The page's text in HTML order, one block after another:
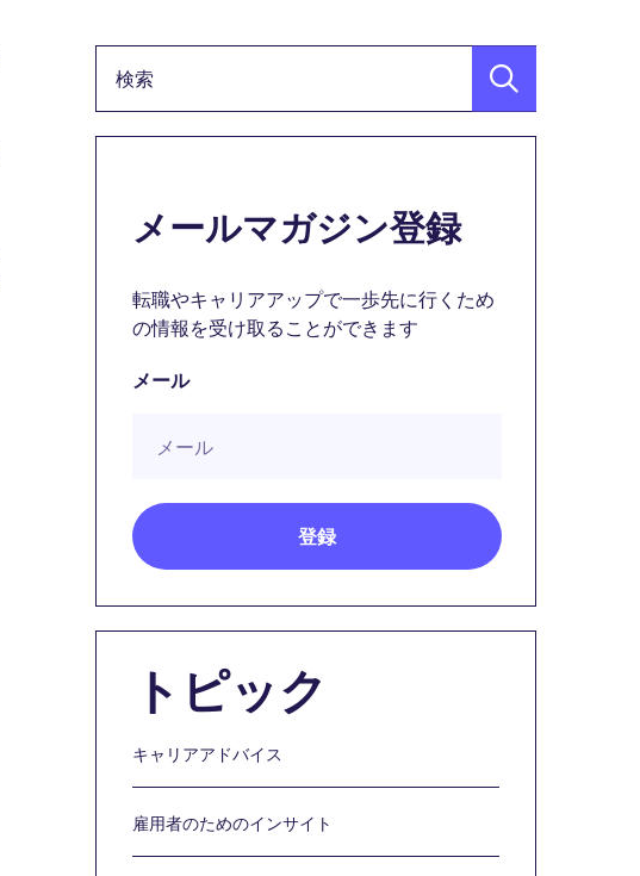
メールマガジン登録
転職やキャリアアップで一歩先に行くため
の情報を受け取ることができます
メール
トピック
キャリアアドバイス
雇用者のためのインサイト